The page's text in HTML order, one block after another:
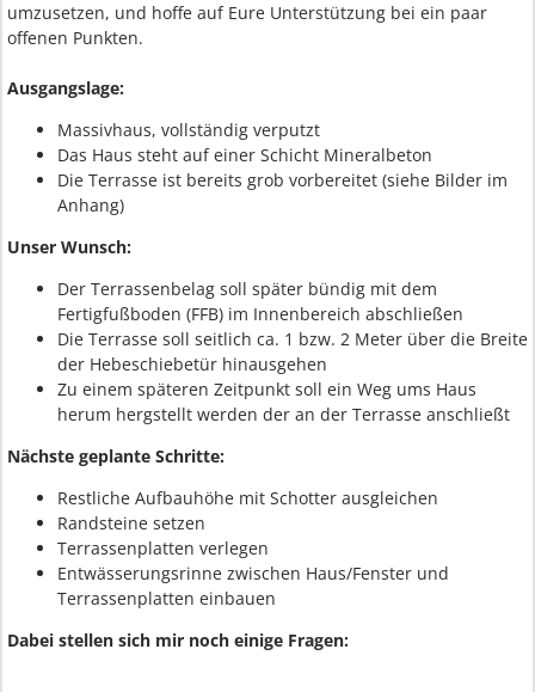
umzusetzen, und hoffe auf Eure Unterstützung bei ein paar
offenen Punkten.
Ausgangslage:
Massivhaus, vollständig verputzt
Das Haus steht auf einer Schicht Mineralbeton
Die Terrasse ist bereits grob vorbereitet (siehe Bilder im
Anhang)
Unser Wunsch:
Der Terrassenbelag soll später bündig mit dem
Fertigfußboden (FFB) im Innenbereich abschließen
Die Terrasse soll seitlich ca. 1 bzw. 2 Meter über die Breite
der Hebeschiebetür hinausgehen
Zu einem späteren Zeitpunkt soll ein Weg ums Haus
herum hergstellt werden der an der Terrasse anschließt
Nächste geplante Schritte:
Restliche Aufbauhöhe mit Schotter ausgleichen
Randsteine setzen
Terrassenplatten verlegen
Entwässerungsrinne zwischen Haus/Fenster und
Terrassenplatten einbauen
Dabei stellen sich mir noch einige Fragen: